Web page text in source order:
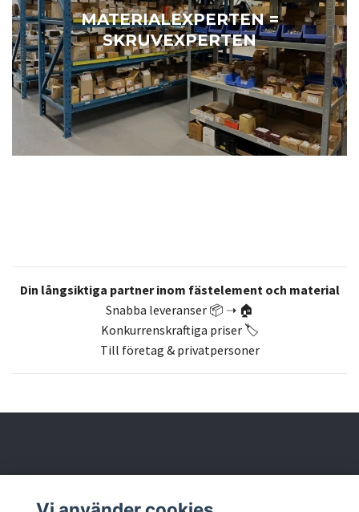
MATERIALEXPERTEN =
SKRUVEXPERTEN
Din långsiktiga partner inom fästelement och material
Snabba leveranser 📦 ➝ 🏠
Konkurrenskraftiga priser 🏷️
Till företag & privatpersoner